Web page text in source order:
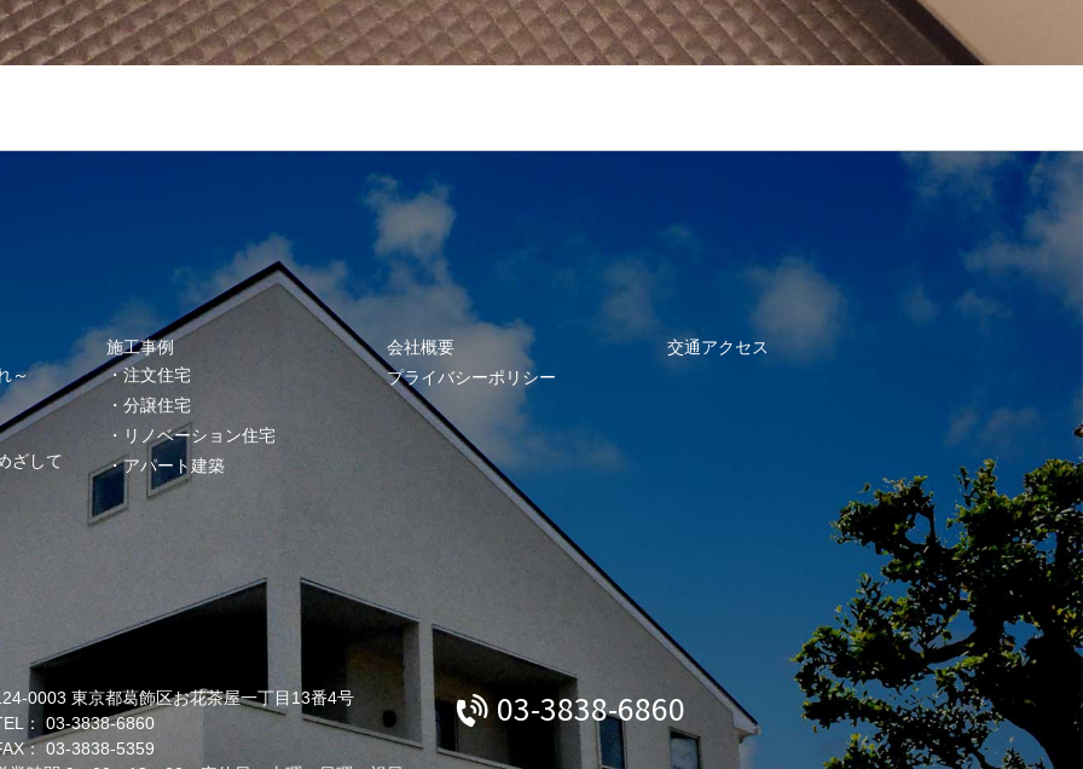
～
ざして
施工事例
注文住宅
分譲住宅
リノベーション住宅
アパート建築
会社概要
プライバシーポリシー
交通アクセス
0003 東京都葛飾区お花茶屋一丁目13番4号
： 03-3838-6860
： 03-3838-5359
03-3838-6860